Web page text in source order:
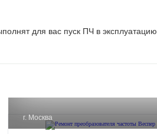
для вас пуск ПЧ в эксплуатацию.
г. Москва